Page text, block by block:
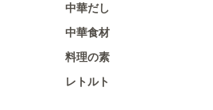
中華だし
中華食材
料理の素
レトルト